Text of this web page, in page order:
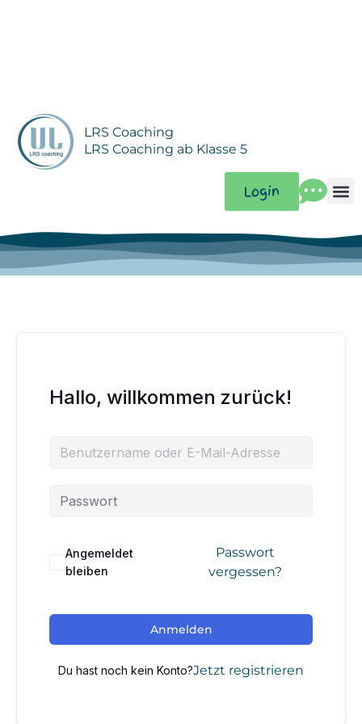
LRS Coaching
LRS Coaching ab Klasse 5
Login
Hallo, willkommen zurück!
Angemeldet
bleiben
Passwort
vergessen?
Anmelden
Du hast noch kein Konto?Jetzt registrieren